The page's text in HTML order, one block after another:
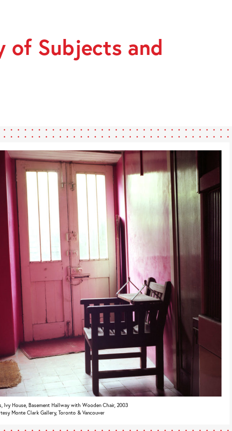
of Subjects and
Ivy House, Basement Hallway with Wooden Chair, 2003
Monte Clark Gallery, Toronto & Vancouver